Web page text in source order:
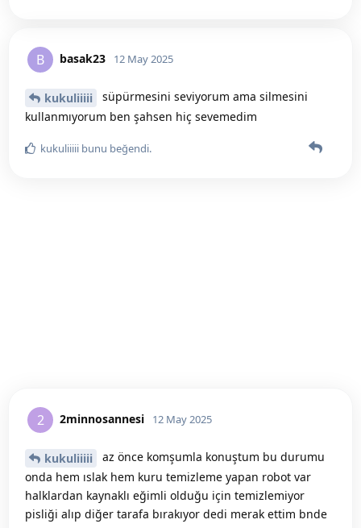
B basak23 12 May 2025
kukuliiiii
süpürmesini seviyorum ama silmesini
kullanmıyorum ben şahsen hiç sevemedim
kukuliiiii bunu beğendi.
2 2minnosannesi 12 May 2025
kukuliiiii
az önce komşumla konuştum bu durumu
onda hem ıslak hem kuru temizleme yapan robot var
halklardan kaynaklı eğimli olduğu için temizlemiyor
pisliği alıp diğer tarafa bırakıyor dedi merak ettim bnde